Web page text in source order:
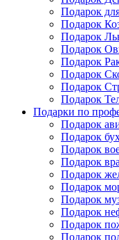
Подарок
Подарок
Подарок
Подарок
Подарок
Подарок
Подарок
Подарок
Подарки по
Подарок
Подарок
Подарок
Подарок
Подарок
Подарок
Подарок
Подарок
Подарок
Подарок